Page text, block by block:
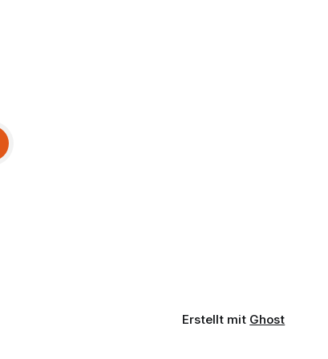
Erstellt mit Ghost